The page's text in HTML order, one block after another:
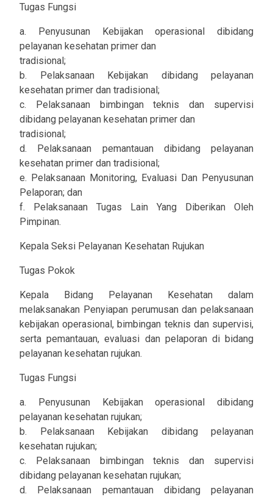
Tugas Fungsi
a. Penyusunan Kebijakan operasional dibidang
pelayanan kesehatan primer dan
tradisional;
b. Pelaksanaan Kebijakan dibidang pelayanan
kesehatan primer dan tradisional;
c. Pelaksanaan bimbingan teknis dan supervisi
dibidang pelayanan kesehatan primer dan
tradisional;
d. Pelaksanaan pemantauan dibidang pelayanan
kesehatan primer dan tradisional;
e. Pelaksanaan Monitoring, Evaluasi Dan Penyusunan
Pelaporan; dan
f. Pelaksanaan Tugas Lain Yang Diberikan Oleh
Pimpinan.
Kepala Seksi Pelayanan Kesehatan Rujukan
Tugas Pokok
Kepala Bidang Pelayanan Kesehatan dalam
melaksanakan Penyiapan perumusan dan pelaksanaan
kebijakan operasional, bimbingan teknis dan supervisi,
serta pemantauan, evaluasi dan pelaporan di bidang
pelayanan kesehatan rujukan.
Tugas Fungsi
a. Penyusunan Kebijakan operasional dibidang
pelayanan kesehatan rujukan;
b. Pelaksanaan Kebijakan dibidang pelayanan
kesehatan rujukan;
c. Pelaksanaan bimbingan teknis dan supervisi
dibidang pelayanan kesehatan rujukan;
d. Pelaksanaan pemantauan dibidang pelayanan